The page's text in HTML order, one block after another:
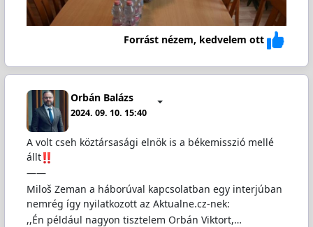
Forrást nézem, kedvelem ott
Orbán Balázs
2024. 09. 10. 15:40
A volt cseh köztársasági elnök is a békemisszió mellé
állt
——
Miloš Zeman a háborúval kapcsolatban egy interjúban
nemrég így nyilatkozott az Aktualne.cz-nek:
,,Én például nagyon tisztelem Orbán Viktort,…